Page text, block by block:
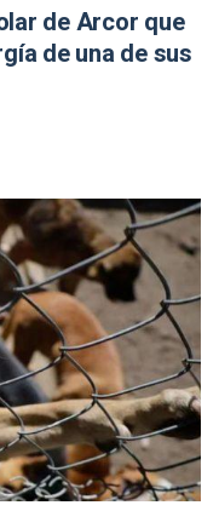
de Arcor que
de una de sus